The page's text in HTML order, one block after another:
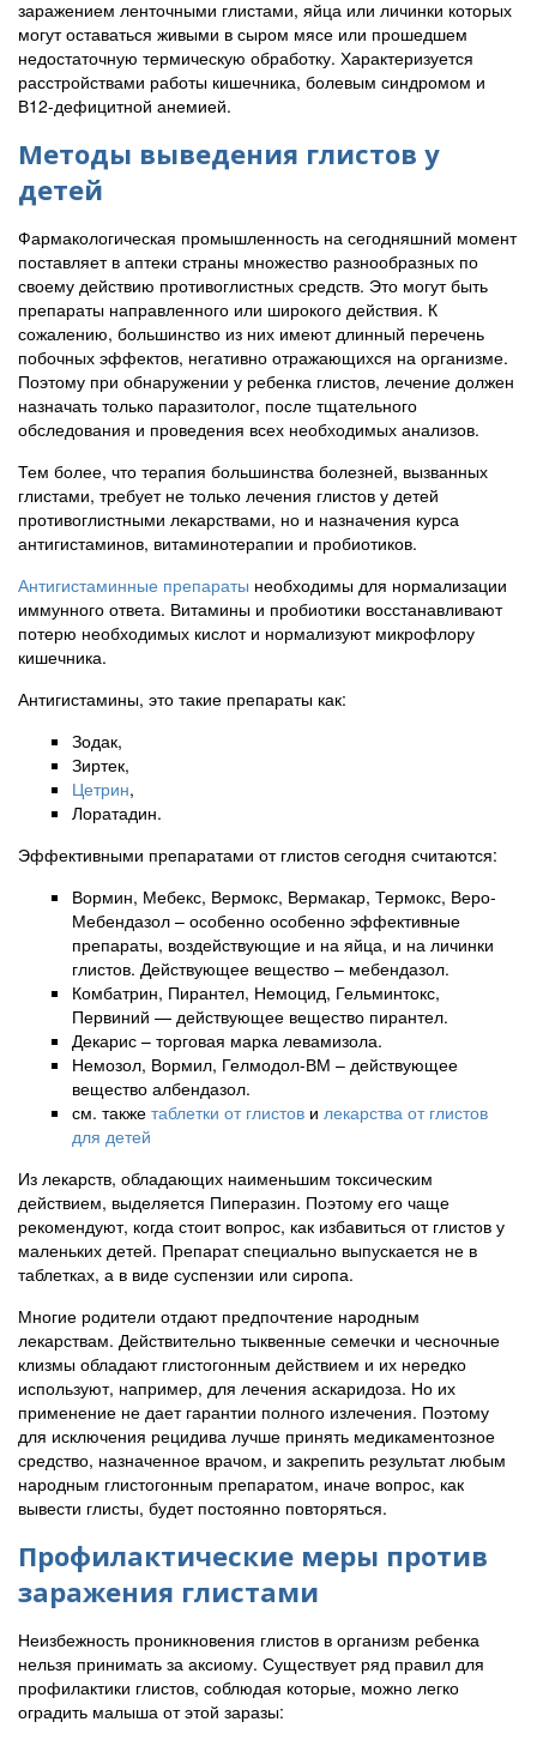
заражением ленточными глистами, яйца или личинки которых
могут оставаться живыми в сыром мясе или прошедшем
недостаточную термическую обработку. Характеризуется
расстройствами работы кишечника, болевым синдромом и
В12-дефицитной анемией.
Методы выведения глистов у
детей
Фармакологическая промышленность на сегодняшний момент
поставляет в аптеки страны множество разнообразных по
своему действию противоглистных средств. Это могут быть
препараты направленного или широкого действия. К
сожалению, большинство из них имеют длинный перечень
побочных эффектов, негативно отражающихся на организме.
Поэтому при обнаружении у ребенка глистов, лечение должен
назначать только паразитолог, после тщательного
обследования и проведения всех необходимых анализов.
Тем более, что терапия большинства болезней, вызванных
глистами, требует не только лечения глистов у детей
противоглистными лекарствами, но и назначения курса
антигистаминов, витаминотерапии и пробиотиков.
Антигистаминные препараты необходимы для нормализации
иммунного ответа. Витамины и пробиотики восстанавливают
потерю необходимых кислот и нормализуют микрофлору
кишечника.
Антигистамины, это такие препараты как:
Зодак,
Зиртек,
Цетрин,
Лоратадин.
Эффективными препаратами от глистов сегодня считаются:
Вормин, Мебекс, Вермокс, Вермакар, Термокс, Веро-
Мебендазол – особенно особенно эффективные
препараты, воздействующие и на яйца, и на личинки
глистов. Действующее вещество – мебендазол.
Комбатрин, Пирантел, Немоцид, Гельминтокс,
Первиний — действующее вещество пирантел.
Декарис – торговая марка левамизола.
Немозол, Вормил, Гелмодол-ВМ – действующее
вещество албендазол.
см. также таблетки от глистов и лекарства от глистов
для детей
Из лекарств, обладающих наименьшим токсическим
действием, выделяется Пиперазин. Поэтому его чаще
рекомендуют, когда стоит вопрос, как избавиться от глистов у
маленьких детей. Препарат специально выпускается не в
таблетках, а в виде суспензии или сиропа.
Многие родители отдают предпочтение народным
лекарствам. Действительно тыквенные семечки и чесночные
клизмы обладают глистогонным действием и их нередко
используют, например, для лечения аскаридоза. Но их
применение не дает гарантии полного излечения. Поэтому
для исключения рецидива лучше принять медикаментозное
средство, назначенное врачом, и закрепить результат любым
народным глистогонным препаратом, иначе вопрос, как
вывести глисты, будет постоянно повторяться.
Профилактические меры против
заражения глистами
Неизбежность проникновения глистов в организм ребенка
нельзя принимать за аксиому. Существует ряд правил для
профилактики глистов, соблюдая которые, можно легко
оградить малыша от этой заразы: